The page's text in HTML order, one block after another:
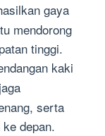
gaya
mendorong
tinggi.
kaki
serta
depan.